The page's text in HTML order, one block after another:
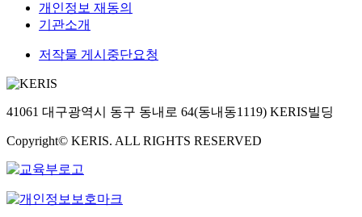
개인정보 재동의
기관소개
저작물 게시중단요청
41061 대구광역시 동구 동내로 64(동내동1119) KERIS빌딩
Copyright© KERIS. ALL RIGHTS RESERVED